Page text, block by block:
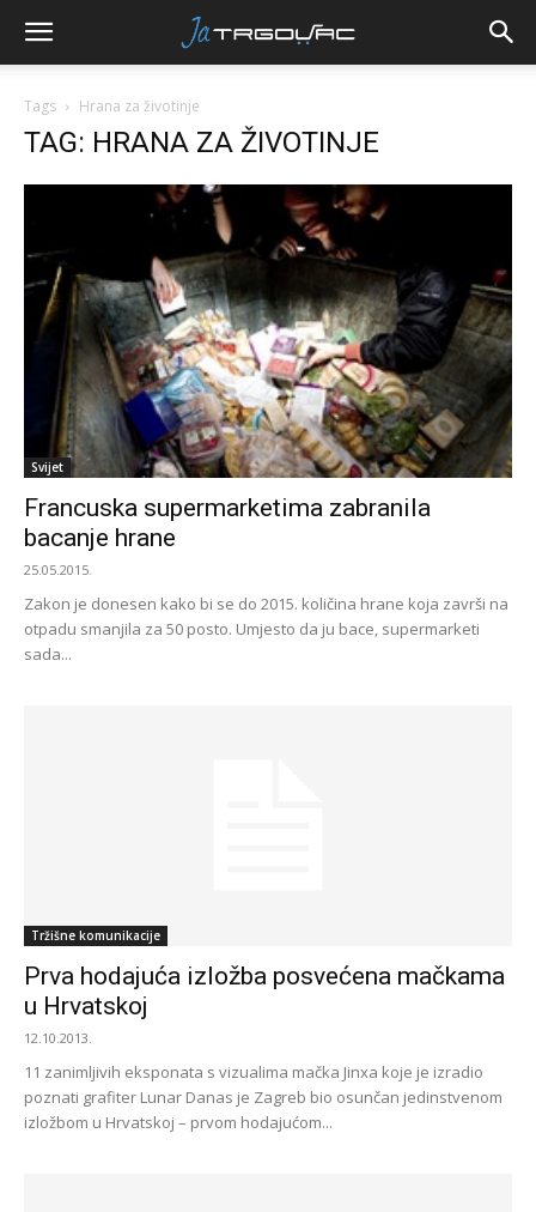
Tags Hrana za životinje
TAG: HRANA ZA ŽIVOTINJE
Svijet
Francuska supermarketima zabranila
bacanje hrane
25.05.2015.
Zakon je donesen kako bi se do 2015. količina hrane koja završi na
otpadu smanjila za 50 posto. Umjesto da ju bace, supermarketi
sada...
Tržišne komunikacije
Prva hodajuća izložba posvećena mačkama
u Hrvatskoj
12.10.2013.
11 zanimljivih eksponata s vizualima mačka Jinxa koje je izradio
poznati grafiter Lunar Danas je Zagreb bio osunčan jedinstvenom
izložbom u Hrvatskoj – prvom hodajućom...